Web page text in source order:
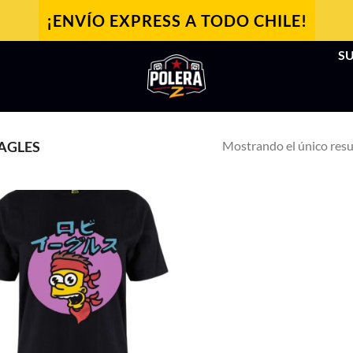
¡ENVÍO EXPRESS A TODO CHILE!
Mostrando el único